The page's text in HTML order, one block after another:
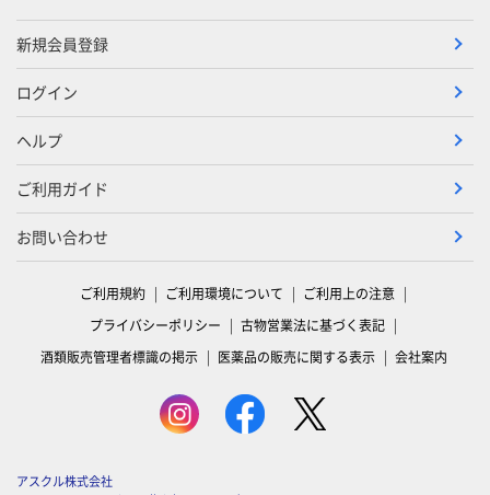
新規会員登録
ログイン
ヘルプ
ご利用ガイド
お問い合わせ
ご利用規約 ご利用環境について
ご利用上の注意
プライバシーポリシー
古物営業法に基づく表記
酒類販売管理者標識の掲示
医薬品の販売に関する表示 会社案内
アスクル株式会社